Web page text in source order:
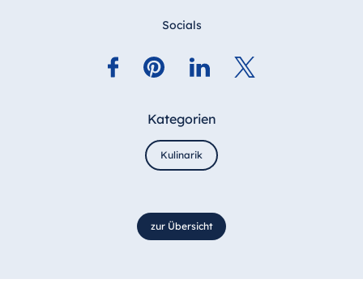
Socials
Kategorien
Kulinarik
zur Übersicht